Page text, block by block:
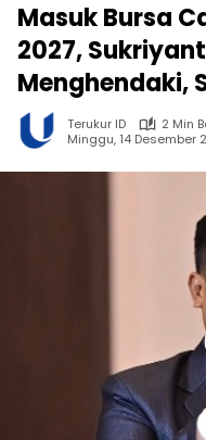
Masuk Bursa
2027,
Menghendaki,
Terukur ID
2 Min
Minggu, 14 Desember